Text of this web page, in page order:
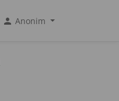
person Anonim